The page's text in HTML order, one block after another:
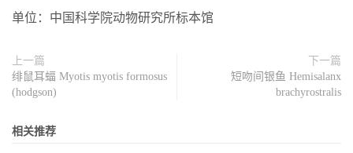
单位：中国科学院动物研究所标本馆
上一篇
绯鼠耳蝠 Myotis myotis formosus
(hodgson)
下一篇
短吻间银鱼 Hemisalanx
brachyrostralis
相关推荐